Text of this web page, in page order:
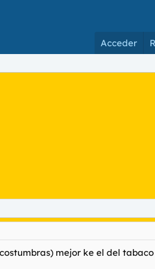
Acceder
mejor ke el del